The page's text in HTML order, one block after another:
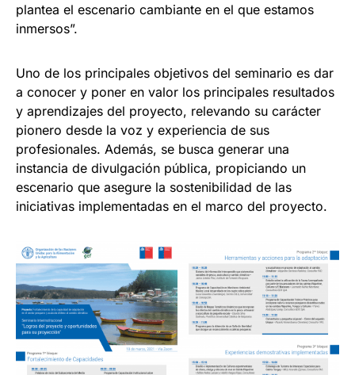
plantea el escenario cambiante en el que estamos
inmersos”.
Uno de los principales objetivos del seminario es dar
a conocer y poner en valor los principales resultados
y aprendizajes del proyecto, relevando su carácter
pionero desde la voz y experiencia de sus
profesionales. Además, se busca generar una
instancia de divulgación pública, propiciando un
escenario que asegure la sostenibilidad de las
iniciativas implementadas en el marco del proyecto.